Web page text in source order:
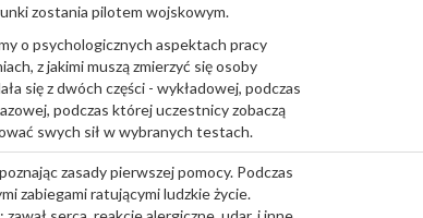
zostania pilotem wojskowym.
o psychologicznych aspektach pracy
z jakimi muszą zmierzyć się osoby
się z dwóch części - wykładowej, podczas
podczas której uczestnicy zobaczą
swych sił w wybranych testach.
zasady pierwszej pomocy. Podczas
zabiegami ratującymi ludzkie życie.